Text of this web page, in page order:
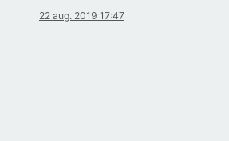
22 aug. 2019 17:47